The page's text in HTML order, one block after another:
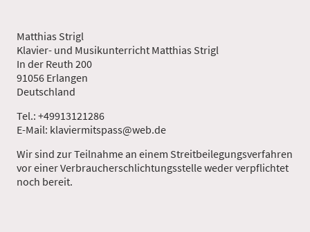
Matthias Strigl
Klavier- und Musikunterricht Matthias Strigl
In der Reuth 200
91056 Erlangen
Deutschland
Tel.: +49913121286
E-Mail: klaviermitspass@web.de
Wir sind zur Teilnahme an einem Streitbeilegungsverfahren
vor einer Verbraucherschlichtungsstelle weder verpflichtet
noch bereit.